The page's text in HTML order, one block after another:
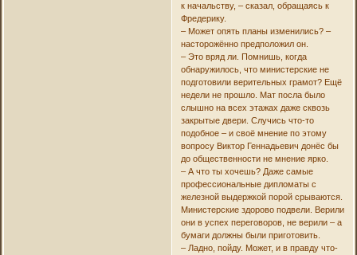
к начальству, – сказал, обращаясь к
Фредерику.
– Может опять планы изменились? –
насторожённо предположил он.
– Это вряд ли. Помнишь, когда
обнаружилось, что министерские не
подготовили верительных грамот? Ещё
недели не прошло. Мат посла было
слышно на всех этажах даже сквозь
закрытые двери. Случись что-то
подобное – и своё мнение по этому
вопросу Виктор Геннадьевич донёс бы
до общественности не мнение ярко.
– А что ты хочешь? Даже самые
профессиональные дипломаты с
железной выдержкой порой срываются.
Министерские здорово подвели. Верили
они в успех переговоров, не верили – а
бумаги должны были приготовить.
– Ладно, пойду. Может, и в правду что-